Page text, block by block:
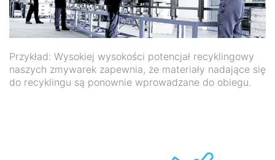
Przykład: Wysokiej wysokości potencjał recyklingowy
naszych zmywarek zapewnia, że materiały nadające się
do recyklingu są ponownie wprowadzane do obiegu.